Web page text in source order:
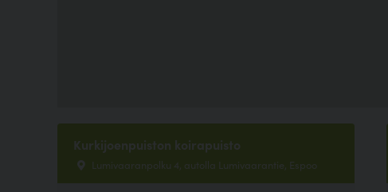
Kurkijoenpuiston koirapuisto
Lumivaaranpolku 4, autolla Lumivaarantie, Espoo